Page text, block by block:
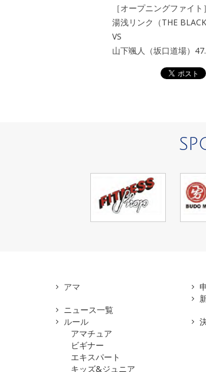
［オープニングファイ
湯浅リンク（THE
VS
山下颯人（坂口道場）
アマ
ニュース一覧
ルール
アマチュア
ビギナー
エキスパート
キッズ&ジュニア